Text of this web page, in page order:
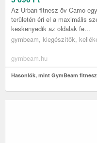
Az Urban fitnesz öv Camo
területén éri el a maximális
keskenyedik az oldalak fe...
gymbeam, kiegészítők,
gymbeam.hu
Hasonlók, mint GymBeam